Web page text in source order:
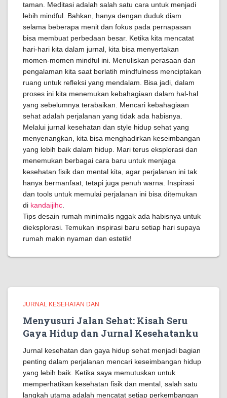
taman. Meditasi adalah salah satu cara untuk menjadi
lebih mindful. Bahkan, hanya dengan duduk diam
selama beberapa menit dan fokus pada pernapasan
bisa membuat perbedaan besar. Ketika kita mencatat
hari-hari kita dalam jurnal, kita bisa menyertakan
momen-momen mindful ini. Menuliskan perasaan dan
pengalaman kita saat berlatih mindfulness menciptakan
ruang untuk refleksi yang mendalam. Bisa jadi, dalam
proses ini kita menemukan kebahagiaan dalam hal-hal
yang sebelumnya terabaikan. Mencari kebahagiaan
sehat adalah perjalanan yang tidak ada habisnya.
Melalui jurnal kesehatan dan style hidup sehat yang
menyenangkan, kita bisa menghadirkan keseimbangan
yang lebih baik dalam hidup. Mari terus eksplorasi dan
menemukan berbagai cara baru untuk menjaga
kesehatan fisik dan mental kita, agar perjalanan ini tak
hanya bermanfaat, tetapi juga penuh warna. Inspirasi
dan tools untuk memulai perjalanan ini bisa ditemukan
di kandaijihc
Tips desain rumah minimalis nggak ada habisnya untuk
dieksplorasi. Temukan inspirasi baru setiap hari supaya
rumah makin nyaman dan estetik!
JURNAL KESEHATAN DAN
Menyusuri Jalan Sehat: Kisah Seru
Gaya Hidup dan Jurnal Kesehatanku
Jurnal kesehatan dan gaya hidup sehat menjadi bagian
penting dalam perjalanan mencari keseimbangan hidup
yang lebih baik. Ketika saya memutuskan untuk
memperhatikan kesehatan fisik dan mental, salah satu
langkah utama adalah mencatat setiap perkembangan